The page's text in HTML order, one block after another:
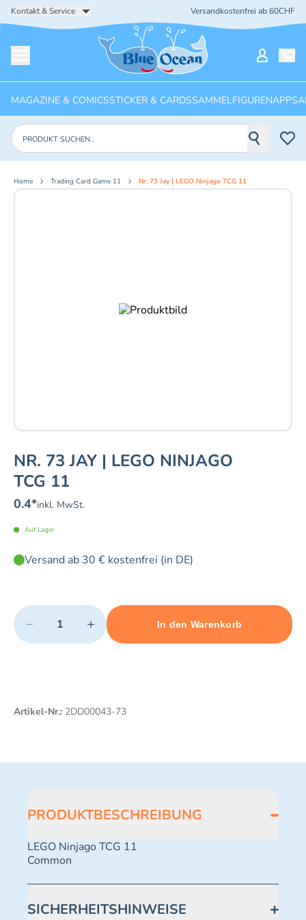
Kontakt & Service Versandkostenfrei ab 60CHF
Startseite
MAGAZINE & COMICSSTICKER & CARDSSAMMELFIGURENAPPS
Produkte suchen
Home Trading Card Game 11 Nr. 73 Jay | LEGO Ninjago TCG 11
NR. 73 JAY | LEGO NINJAGO
TCG 11
0.4*inkl. MwSt.
Auf Lager
Versand ab 30 € kostenfrei (in DE)
Quantity
− +
Minimum quantity: 1 Maximum quantity: 495
In den Warenkorb
Add 1 item to cart
Artikel-Nr.: 2DD00043-73
PRODUKTBESCHREIBUNG
LEGO Ninjago TCG 11
Common
SICHERHEITSHINWEISE